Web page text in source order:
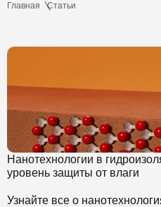
Главная Статьи
Нанотехнологии в
уровень защиты от влаги
Узнайте все о